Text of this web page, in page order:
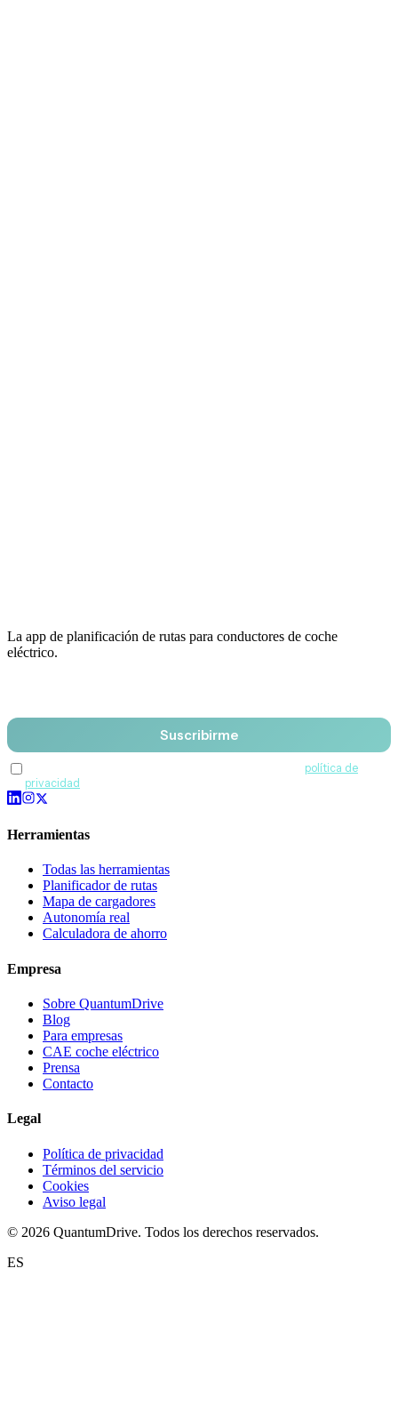
La app de planificación de rutas para conductores de coche
eléctrico.
Suscribirme
política de
privacidad
Herramientas
Todas las herramientas
Planificador de rutas
Mapa de cargadores
Autonomía real
Calculadora de ahorro
Empresa
Sobre QuantumDrive
Blog
Para empresas
CAE coche eléctrico
Prensa
Contacto
Legal
Política de privacidad
Términos del servicio
Cookies
Aviso legal
© 2026 QuantumDrive. Todos los derechos reservados.
ES